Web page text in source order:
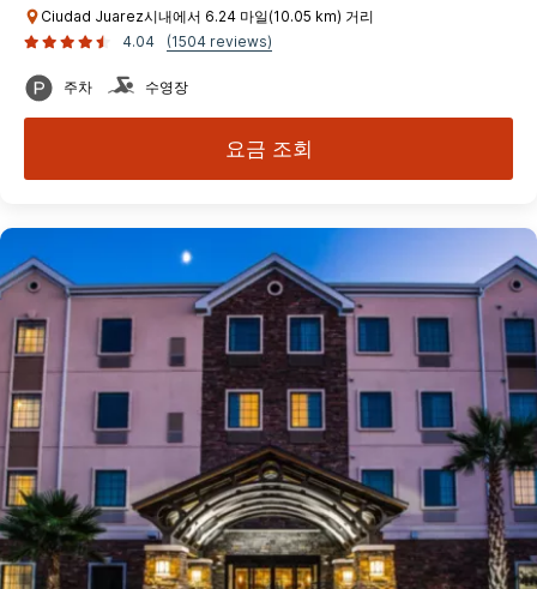
Ciudad Juarez시내에서 6.24 마일(10.05 km) 거리
4.04
(1504 reviews)
주차 수영장
요금 조회